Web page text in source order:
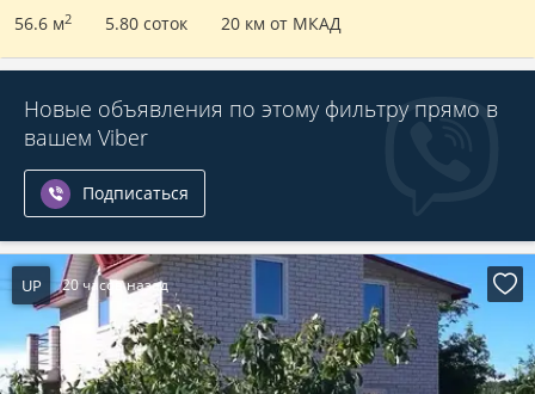
56.6 м2 5.80 соток 20 км от МКАД
Новые объявления по этому фильтру прямо в
вашем Viber
Подписаться
UP 20 часов назад